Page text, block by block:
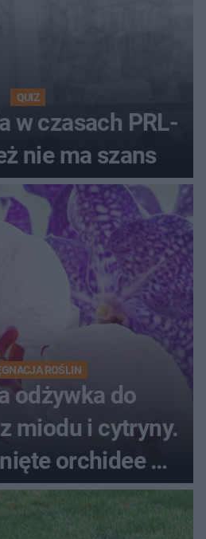
QUIZ
w czasach PRL-
nie ma szans
ROŚLIN
odżywka do
miodu i cytryny.
orchidee po